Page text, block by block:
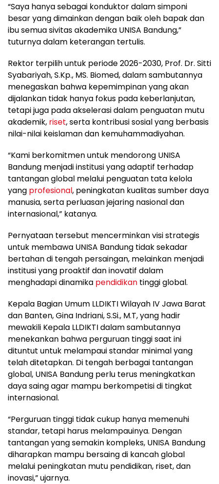
“Saya hanya sebagai konduktor dalam simponi
besar yang dimainkan dengan baik oleh bapak dan
ibu semua sivitas akademika UNISA Bandung,”
tuturnya dalam keterangan tertulis.
Rektor terpilih untuk periode 2026-2030, Prof. Dr. Sitti
Syabariyah, S.Kp., MS. Biomed, dalam sambutannya
menegaskan bahwa kepemimpinan yang akan
dijalankan tidak hanya fokus pada keberlanjutan,
tetapi juga pada akselerasi dalam penguatan mutu
akademik, riset, serta kontribusi sosial yang berbasis
nilai-nilai keislaman dan kemuhammadiyahan.
“Kami berkomitmen untuk mendorong UNISA
Bandung menjadi institusi yang adaptif terhadap
tantangan global melalui penguatan tata kelola
yang profesional, peningkatan kualitas sumber daya
manusia, serta perluasan jejaring nasional dan
internasional,” katanya.
Pernyataan tersebut mencerminkan visi strategis
untuk membawa UNISA Bandung tidak sekadar
bertahan di tengah persaingan, melainkan menjadi
institusi yang proaktif dan inovatif dalam
menghadapi dinamika pendidikan tinggi global.
Kepala Bagian Umum LLDIKTI Wilayah IV Jawa Barat
dan Banten, Gina Indriani, S.Si., M.T, yang hadir
mewakili Kepala LLDIKTI dalam sambutannya
menekankan bahwa perguruan tinggi saat ini
dituntut untuk melampaui standar minimal yang
telah ditetapkan. Di tengah berbagai tantangan
global, UNISA Bandung perlu terus meningkatkan
daya saing agar mampu berkompetisi di tingkat
internasional.
“Perguruan tinggi tidak cukup hanya memenuhi
standar, tetapi harus melampauinya. Dengan
tantangan yang semakin kompleks, UNISA Bandung
diharapkan mampu bersaing di kancah global
melalui peningkatan mutu pendidikan, riset, dan
inovasi,” ujarnya.